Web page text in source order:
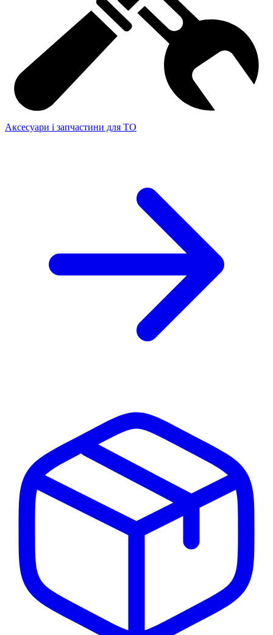
Аксесуари і запчастини для ТО